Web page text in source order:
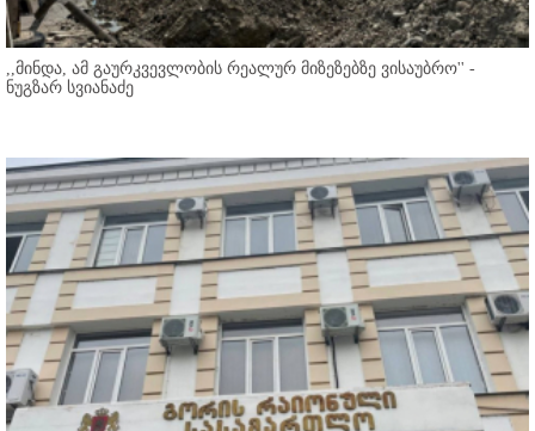
,,მინდა, ამ გაურკვევლობის რეალურ მიზეზებზე ვისაუბრო'' -
ნუგზარ სვიანაძე